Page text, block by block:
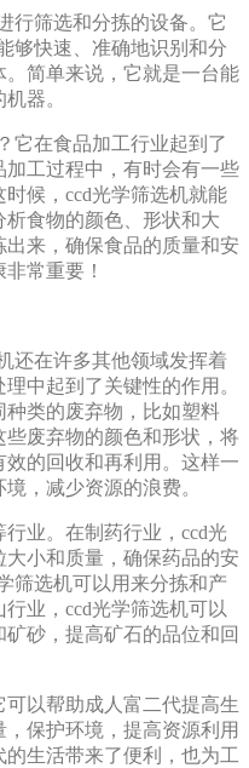
筛选和分拣的设备。它
够快速、准确地识别和分
。简单来说，它就是一台能
。
？它在食品加工行业起到了
品加工过程中，有时会有一些
候，ccd光学筛选机就能
析食物的颜色、形状和大
来，确保食品的质量和安
重要！
机还在许多其他领域发挥着
理中起到了关键性的作用。
类的废弃物，比如塑料
这些废弃物的颜色和形状，将
的回收和再利用。这样一
，减少资源的浪费。
业。在制药行业，ccd光
和质量，确保药品的安
光学筛选机可以用来分拣和产
行业，ccd光学筛选机可以
，提高矿石的品位和回
可以帮助成人富二代提高生
，保护环境，提高资源利用
的生活带来了便利，也为工